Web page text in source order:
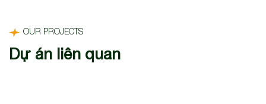
OUR PROJECTS
Dự án liên quan